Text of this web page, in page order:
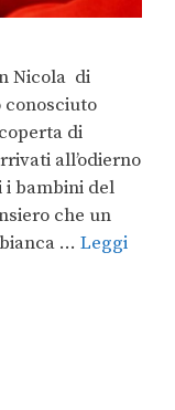
Nicola di
conosciuto
di
all’odierno
bambini del
che un
… Leggi